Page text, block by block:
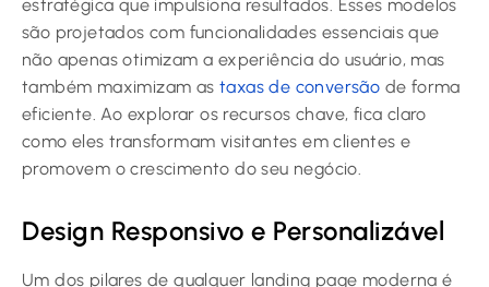
estratégica que impulsiona resultados. Esses modelos
são projetados com funcionalidades essenciais que
não apenas otimizam a experiência do usuário, mas
também maximizam as taxas de conversão de forma
eficiente. Ao explorar os recursos chave, fica claro
como eles transformam visitantes em clientes e
promovem o crescimento do seu negócio.
Design Responsivo e Personalizável
Um dos pilares de qualquer landing page moderna é